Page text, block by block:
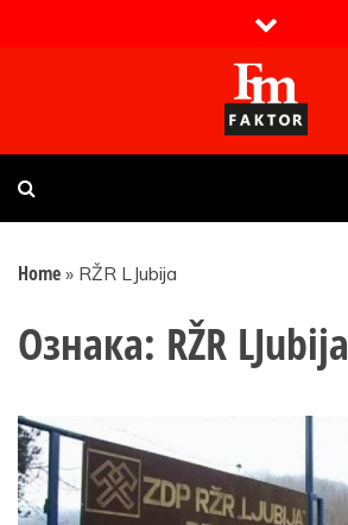
Faktor magazin
Uvijek presudan
Home » RŽR LJubija
Ознака: RŽR LJubija